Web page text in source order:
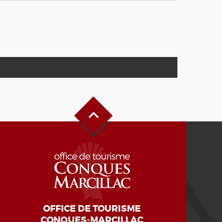
OFFICE DE TOURISME